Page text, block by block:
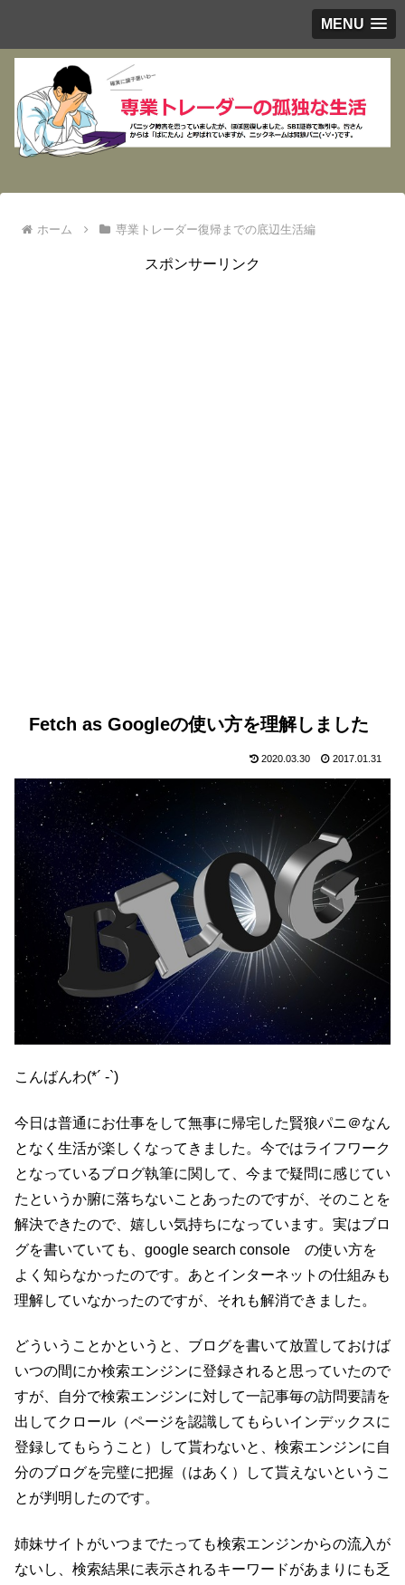
MENU
ホーム 専業トレーダー復帰までの底辺生活編
スポンサーリンク
Fetch as Googleの使い方を理解しました
2020.03.30 2017.01.31
こんばんわ(*´ -`)
今日は普通にお仕事をして無事に帰宅した賢狼パニ＠なん
となく生活が楽しくなってきました。今ではライフワーク
となっているブログ執筆に関して、今まで疑問に感じてい
たというか腑に落ちないことあったのですが、そのことを
解決できたので、嬉しい気持ちになっています。実はブロ
グを書いていても、google search console の使い方を
よく知らなかったのです。あとインターネットの仕組みも
理解していなかったのですが、それも解消できました。
どういうことかというと、ブログを書いて放置しておけば
いつの間にか検索エンジンに登録されると思っていたので
すが、自分で検索エンジンに対して一記事毎の訪問要請を
出してクロール（ページを認識してもらいインデックスに
登録してもらうこと）して貰わないと、検索エンジンに自
分のブログを完璧に把握（はあく）して貰えないというこ
とが判明したのです。
姉妹サイトがいつまでたっても検索エンジンからの流入が
ないし、検索結果に表示されるキーワードがあまりにも乏